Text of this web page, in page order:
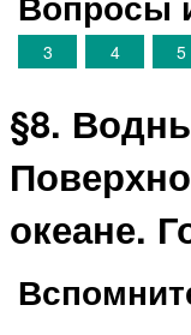
3
4 5
§8.
океане.